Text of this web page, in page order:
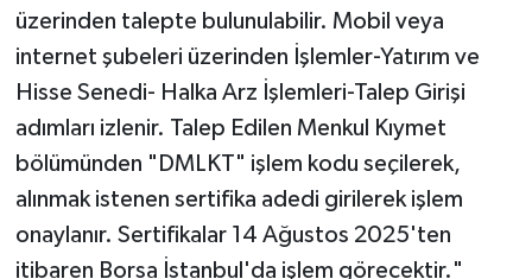
üzerinden talepte bulunulabilir. Mobil veya
internet şubeleri üzerinden İşlemler-Yatırım ve
Hisse Senedi- Halka Arz İşlemleri-Talep Girişi
adımları izlenir. Talep Edilen Menkul Kıymet
bölümünden "DMLKT" işlem kodu seçilerek,
alınmak istenen sertifika adedi girilerek işlem
onaylanır. Sertifikalar 14 Ağustos 2025'ten
itibaren Borsa İstanbul'da işlem görecektir."